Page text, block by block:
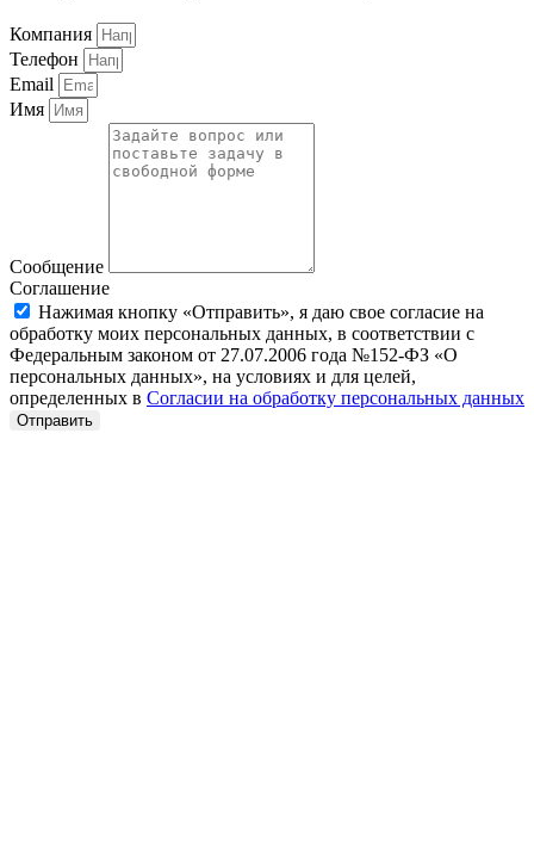
Компания
Телефон
Email
Имя
Сообщение
Соглашение
Нажимая кнопку «Отправить», я даю свое согласие на
обработку моих персональных данных, в соответствии с
Федеральным законом от 27.07.2006 года №152-ФЗ «О
персональных данных», на условиях и для целей,
определенных в Согласии на обработку персональных данных
Отправить